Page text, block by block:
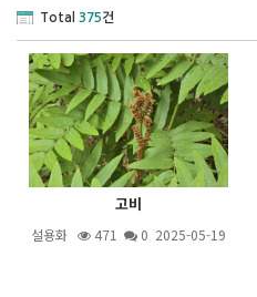
Total 375건
고비
설용화 471 0 2025-05-19